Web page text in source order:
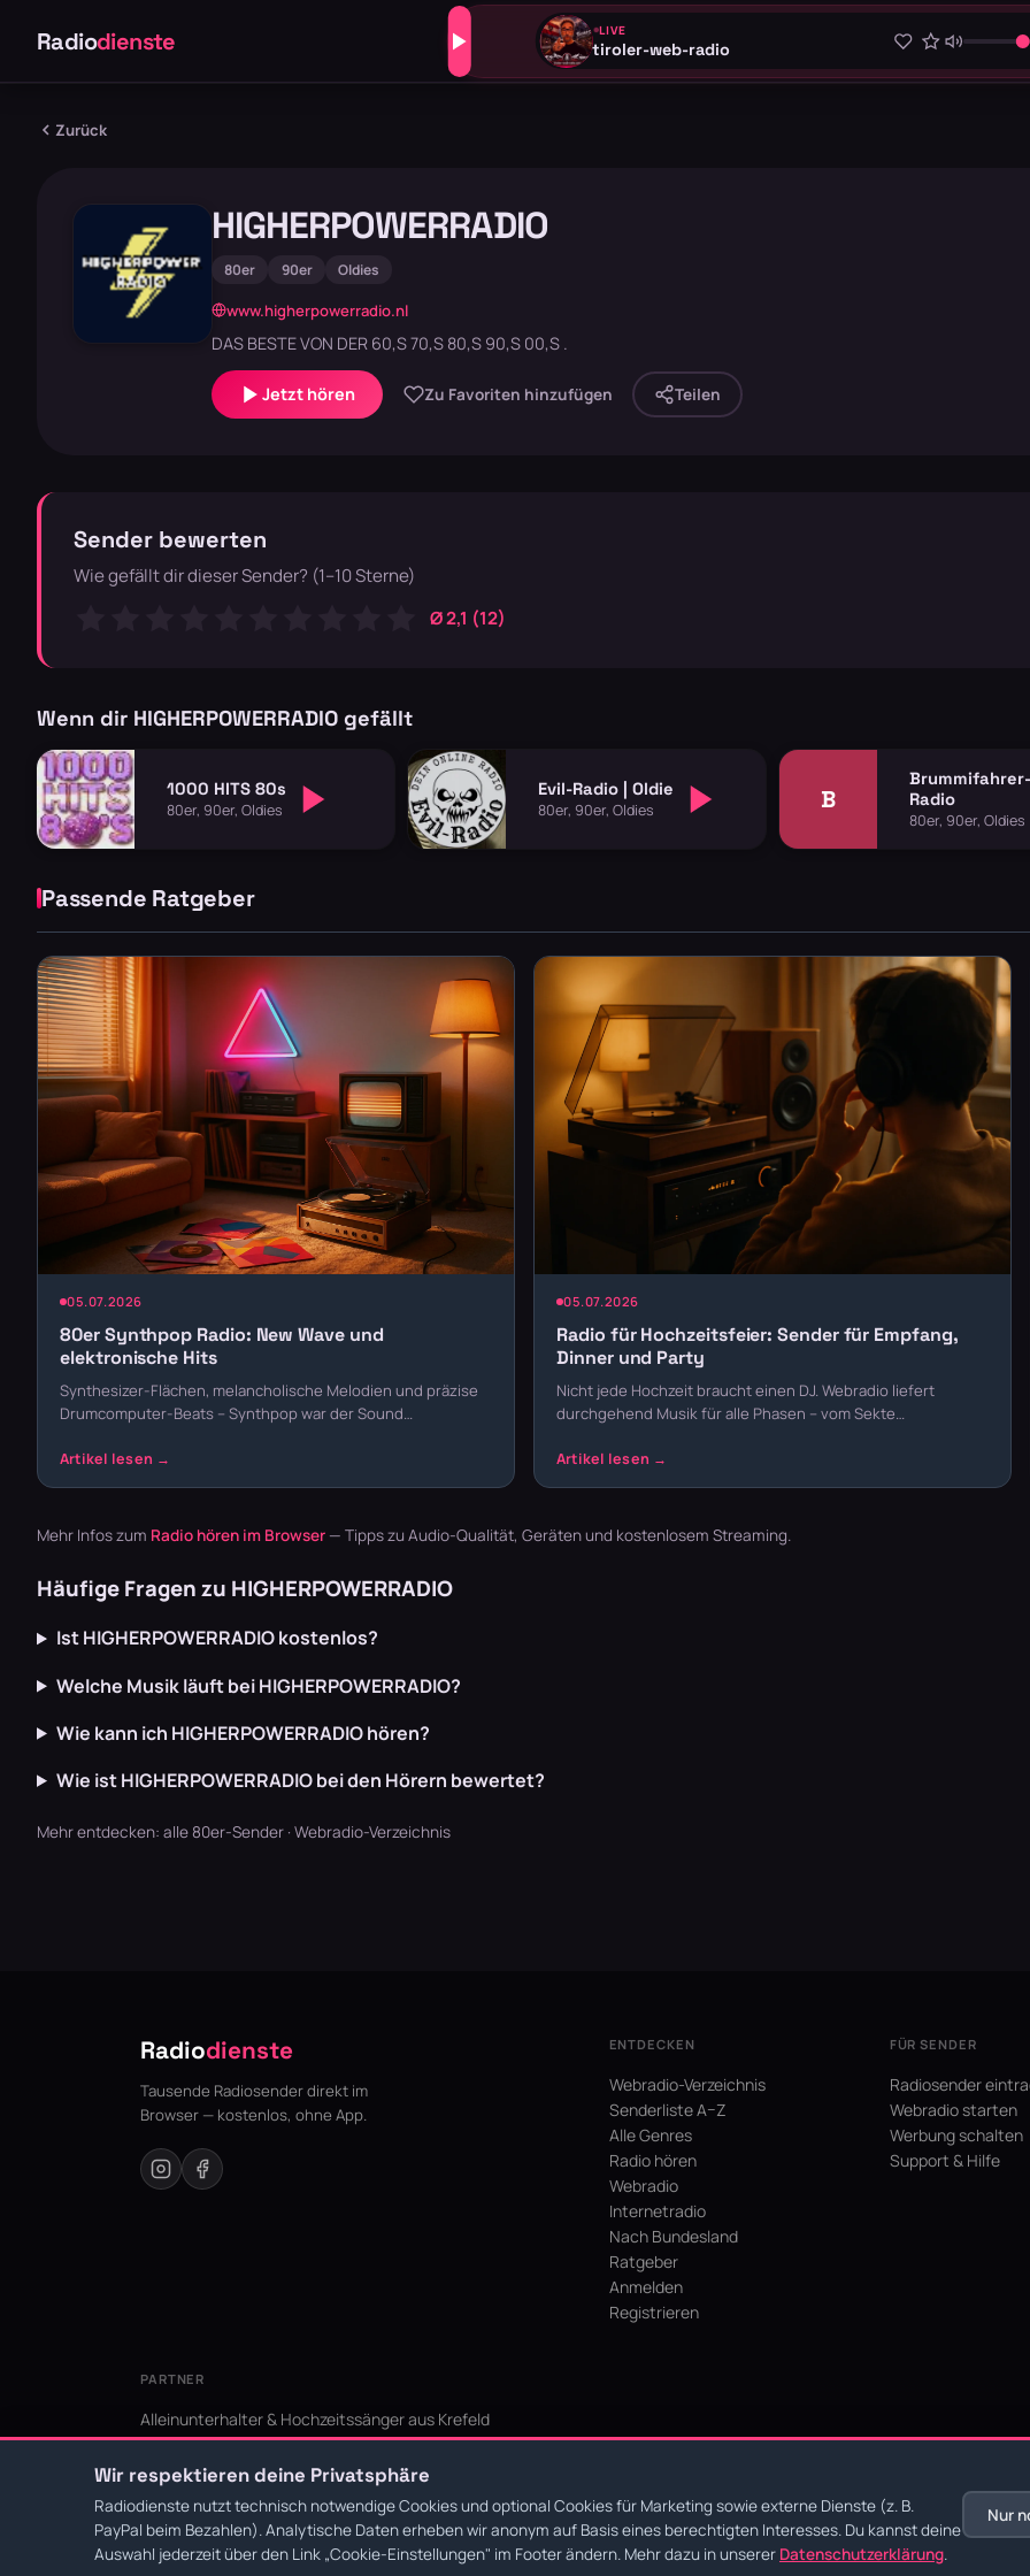
Radiodienste LIVE
tiroler-web-radio
Zurück
HIGHERPOWERRADIO
80er 90er Oldies
www.higherpowerradio.nl
DAS BESTE VON DER 60,S 70,S 80,S 90,S 00,S .
Jetzt hören Zu Favoriten hinzufügen Teilen
Sender bewerten
Wie gefällt dir dieser Sender? (1–10 Sterne)
Ø 2,1 (12)
Wenn dir HIGHERPOWERRADIO gefällt
1000 HITS 80s
80er, 90er, Oldies
Evil-Radio | Oldie
80er, 90er, Oldies B
Brummifahrer-
Radio
80er, 90er, Oldies
Passende Ratgeber
05.07.2026
80er Synthpop Radio: New Wave und
elektronische Hits
Synthesizer-Flächen, melancholische Melodien und präzise
Drumcomputer-Beats – Synthpop war der Sound…
05.07.2026
Radio für Hochzeitsfeier: Sender für Empfang,
Dinner und Party
Nicht jede Hochzeit braucht einen DJ. Webradio liefert
durchgehend Musik für alle Phasen – vom Sekte…
Mehr Infos zum Radio hören im Browser — Tipps zu Audio-Qualität, Geräten und kostenlosem Streaming.
Häufige Fragen zu HIGHERPOWERRADIO
Ist HIGHERPOWERRADIO kostenlos?
Welche Musik läuft bei HIGHERPOWERRADIO?
Wie kann ich HIGHERPOWERRADIO hören?
Wie ist HIGHERPOWERRADIO bei den Hörern bewertet?
Mehr entdecken: alle 80er-Sender · Webradio-Verzeichnis
Radiodienste
Tausende Radiosender direkt im
Browser — kostenlos, ohne App.
ENTDECKEN
Webradio-Verzeichnis
Senderliste A–Z
Alle Genres
Radio hören
Webradio
Internetradio
Nach Bundesland
Ratgeber
Anmelden
Registrieren
FÜR SENDER
Radiosender
Webradio starten
Werbung schalten
Support & Hilfe
PARTNER
Alleinunterhalter & Hochzeitssänger aus Krefeld
KI Niederrhein - Agentur aus Krefeld für den Niederrhein
© 2026 Radiodienste. Alle Rechte vorbehalten. Datenschutz AGB·Impressum
Wir respektieren deine Privatsphäre
Radiodienste nutzt technisch notwendige Cookies und optional Cookies für Marketing sowie externe Dienste (z. B.
PayPal beim Bezahlen). Analytische Daten erheben wir anonym auf Basis eines berechtigten Interesses. Du kannst deine
Auswahl jederzeit über den Link „Cookie-Einstellungen" im Footer ändern. Mehr dazu in unserer Datenschutzerklärung.
Nur